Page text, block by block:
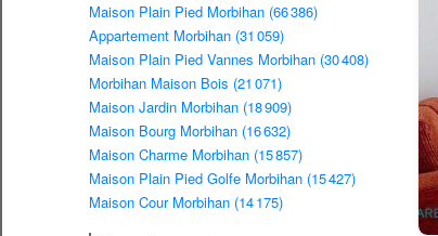
Maison Plain Pied Morbihan (66 386)
Appartement Morbihan (31 059)
Maison Plain Pied Vannes Morbihan (30 408)
Morbihan Maison Bois (21 071)
Maison Jardin Morbihan (18 909)
Maison Bourg Morbihan (16 632)
Maison Charme Morbihan (15 857)
Maison Plain Pied Golfe Morbihan (15 427)
Maison Cour Morbihan (14 175)